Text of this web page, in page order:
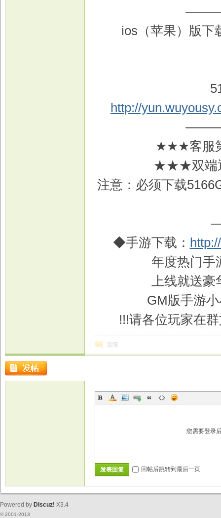
ios（苹果）版下
http://
★★★客服
★★★双端
注意：必须下载
◆手游下载：
年度热门手
上线就送豪
GM版手游
!!!请各位玩家在
回复
您需要登录
发表回复 回帖后跳转到最后一页
Powered by Discuz! X3.4
© 2001-2013